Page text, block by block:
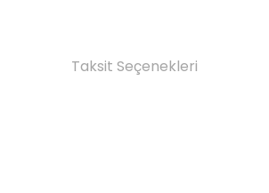
Taksit Seçenekleri